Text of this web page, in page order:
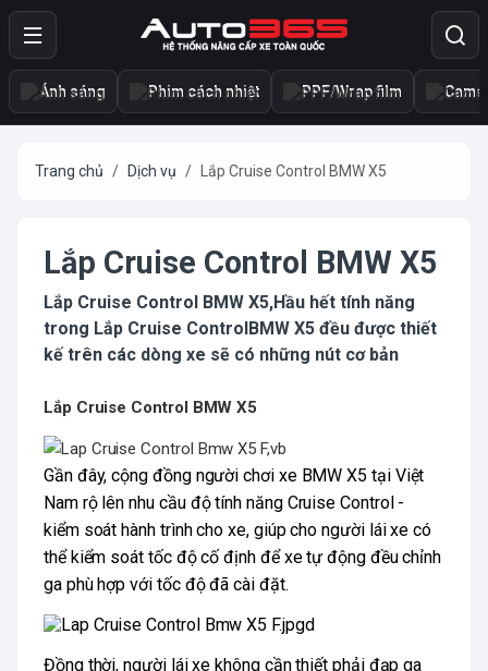
Ánh sáng Phim cách nhiệt PPF/Wrap film
Trang chủ Dịch vụ Lắp Cruise Control BMW X5
Lắp Cruise Control BMW X5
Lắp Cruise Control BMW X5,Hầu hết tính năng
trong Lắp Cruise ControlBMW X5 đều được thiết
kế trên các dòng xe sẽ có những nút cơ bản
Lắp Cruise Control BMW X5
Gần đây, cộng đồng người chơi xe BMW X5 tại Việt
Nam rộ lên nhu cầu độ tính năng Cruise Control -
kiểm soát hành trình cho xe, giúp cho người lái xe có
thể kiểm soát tốc độ cố định để xe tự động đều chỉnh
ga phù hợp với tốc độ đã cài đặt.
Đồng thời, người lái xe không cần thiết phải đạp ga